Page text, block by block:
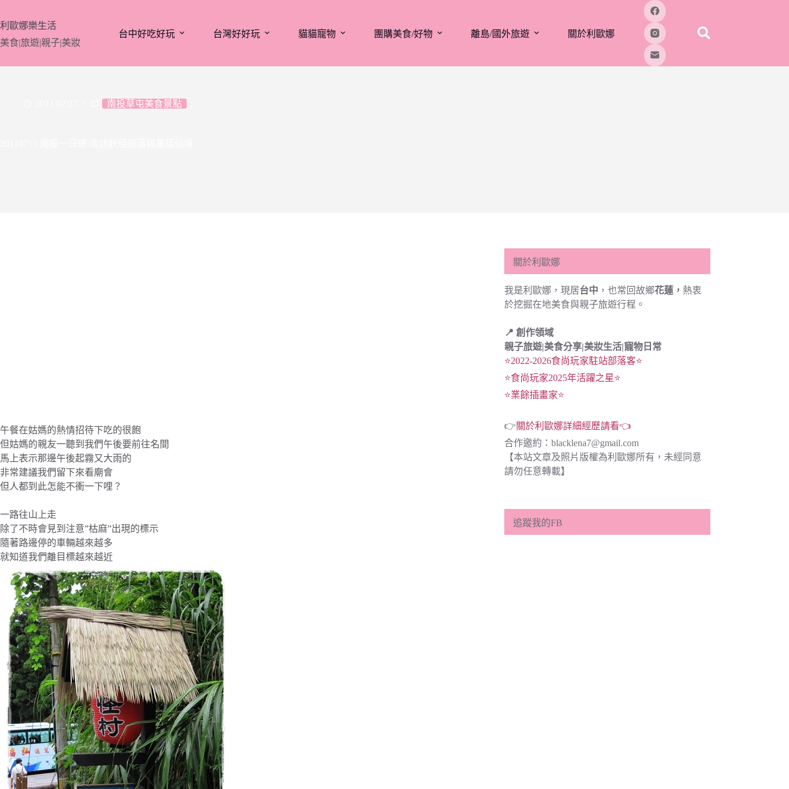
至
主
要
利歐娜樂生活
美食|旅遊|親子|美妝
台中好吃好玩 台灣好好玩 貓貓寵物 團購美食/好物 離島/國外旅遊 關於利歐娜
南投草屯美食景點
午餐在姑媽的熱情招待下吃的很飽
但姑媽的親友一聽到我們午後要前往名間
馬上表示那邊午後起霧又大雨的
非常建議我們留下來看廟會
但人都到此怎能不衝一下哩？
一路往山上走
除了不時會見到注意”枯麻”出現的標示
隨著路邊停的車輛越來越多
就知道我們離目標越來越近
關於利歐娜
我是利歐娜，現居台中 ，也常回故鄉花蓮， 熱衷
於挖掘在地美食與親子旅遊行程。
📍 創作領域
親子旅遊|美食分享|美妝生活|寵物日常
⭐2022-2026食尚玩家駐站部落客⭐
⭐食尚玩家2025年活躍之星⭐
⭐業餘插畫家⭐
👉關於利歐娜詳細經歷請看👈
合作邀約： blacklena7@gmail.com
【本站文章及照片版權為利歐娜所有，未經同意
請勿任意轉載】
追蹤我的FB